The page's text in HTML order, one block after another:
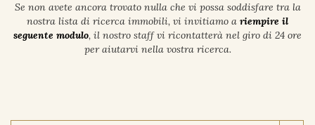
Se non avete ancora trovato nulla che vi possa soddisfare tra la
nostra lista di ricerca immobili, vi invitiamo a riempire il
seguente modulo, il nostro staff vi ricontatterà nel giro di 24 ore
per aiutarvi nella vostra ricerca.